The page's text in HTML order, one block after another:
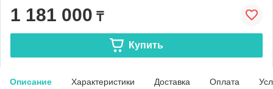
1 181 000 ₸
Купить
Описание Характеристики Доставка Оплата